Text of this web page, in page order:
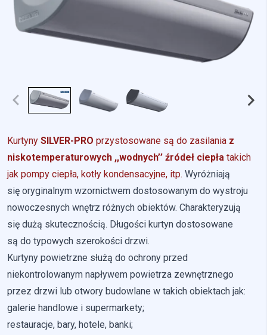
Kurtyny SILVER-PRO przystosowane są do zasilania z
niskotemperaturowych ,,wodnych’’ źródeł ciepła takich
jak pompy ciepła, kotły kondensacyjne, itp. Wyróżniają
się oryginalnym wzornictwem dostosowanym do wystroju
nowoczesnych wnętrz różnych obiektów. Charakteryzują
się dużą skutecznością. Długości kurtyn dostosowane
są do typowych szerokości drzwi.
Kurtyny powietrzne służą do ochrony przed
niekontrolowanym napływem powietrza zewnętrznego
przez drzwi lub otwory budowlane w takich obiektach jak:
galerie handlowe i supermarkety;
restauracje, bary, hotele, banki;
zapamiętanie informacji, które zmieniają wygląd lub
funkcjonowanie strony, np. preferowany język lub region, w
którym znajduje się użytkownik.
Statystyczne pliki cookie pomagają właścicielem stron
internetowych zrozumieć, w jaki sposób różni użytkownicy
zachowują się na stronie, gromadząc i zgłaszając anonimowe
Marketing
użytkowników na stronach internetowych. Celem jest
wyświetlanie reklam, które są istotne i interesujące dla
poszczególnych użytkowników i tym samym bardziej cenne dla
wydawców i reklamodawców strony trzeciej.
Nieklasyfikowane
Nieklasyfikowane pliki cookie, to pliki, które są w procesie
klasyfikowania, wraz z dostawcami poszczególnych
ciasteczek.